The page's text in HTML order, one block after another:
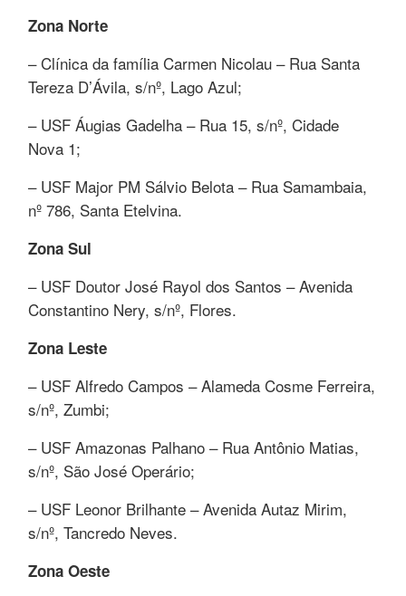
Zona Norte
– Clínica da família Carmen Nicolau – Rua Santa
Tereza D’Ávila, s/nº, Lago Azul;
– USF Áugias Gadelha – Rua 15, s/nº, Cidade
Nova 1;
– USF Major PM Sálvio Belota – Rua Samambaia,
nº 786, Santa Etelvina.
Zona Sul
– USF Doutor José Rayol dos Santos – Avenida
Constantino Nery, s/nº, Flores.
Zona Leste
– USF Alfredo Campos – Alameda Cosme Ferreira,
s/nº, Zumbi;
– USF Amazonas Palhano – Rua Antônio Matias,
s/nº, São José Operário;
– USF Leonor Brilhante – Avenida Autaz Mirim,
s/nº, Tancredo Neves.
Zona Oeste